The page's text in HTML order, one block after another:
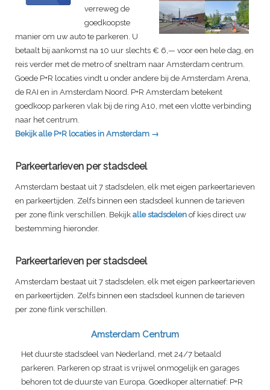
verreweg de
goedkoopste
manier om uw auto te parkeren. U
betaalt bij aankomst na 10 uur slechts € 6,— voor een hele dag, en
reis verder met de metro of sneltram naar Amsterdam centrum.
Goede P+R locaties vindt u onder andere bij de Amsterdam Arena,
de RAI en in Amsterdam Noord. P+R Amsterdam betekent
goedkoop parkeren vlak bij de ring A10, met een vlotte verbinding
naar het centrum.
Bekijk alle P+R locaties in Amsterdam →
Parkeertarieven per stadsdeel
Amsterdam bestaat uit 7 stadsdelen, elk met eigen parkeertarieven
en parkeertijden. Zelfs binnen een stadsdeel kunnen de tarieven
per zone flink verschillen. Bekijk alle stadsdelen of kies direct uw
bestemming hieronder.
Parkeertarieven per stadsdeel
Amsterdam bestaat uit 7 stadsdelen, elk met eigen parkeertarieven
en parkeertijden. Zelfs binnen een stadsdeel kunnen de tarieven
per zone flink verschillen.
Amsterdam Centrum
Het duurste stadsdeel van Nederland, met 24/7 betaald
parkeren. Parkeren op straat is vrijwel onmogelijk en garages
behoren tot de duurste van Europa. Goedkoper alternatief: P+R